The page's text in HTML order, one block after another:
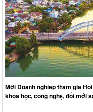
Mời Doanh nghiệp tham gia
khoa học, công nghệ, đổi mới